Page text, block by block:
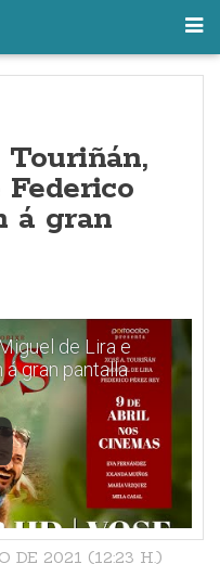
Touriñán,
á gran
de Lira e
gran pantalla
DE 2021 (12:23 H.)